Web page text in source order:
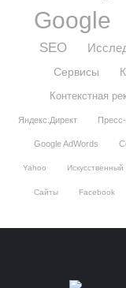
Google
SEO
Сервисы
Контекстная
Яндекс.Директ
Google AdWords
Yahoo Искусственный
Сайты Facebook